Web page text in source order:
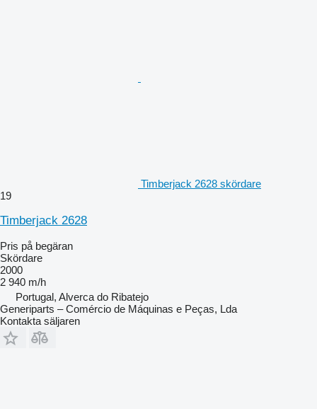
Timberjack 2628 skördare
19
Timberjack 2628
Pris på begäran
Skördare
2000
2 940 m/h
Portugal, Alverca do Ribatejo
Generiparts – Comércio de Máquinas e Peças, Lda
Kontakta säljaren